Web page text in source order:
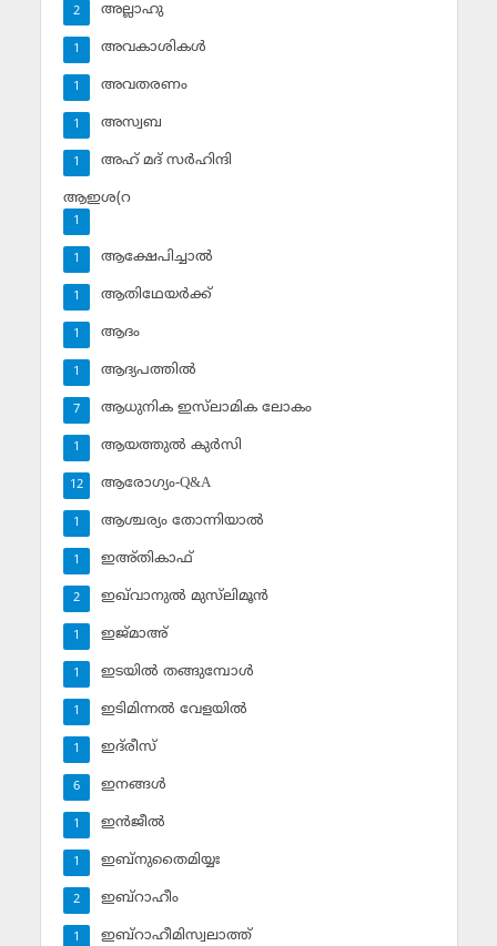
അല്ലാഹു
2
അവകാശികള്‍
1
അവതരണം
1
അസ്വബ
1
അഹ് മദ് സര്‍ഹിന്ദി
1
ആഇശ(റ
1
ആക്ഷേപിച്ചാല്‍
1
ആതിഥേയര്‍ക്ക്
1
ആദം
1
ആദ്യപത്തില്‍
1
ആധുനിക ഇസ്‌ലാമിക ലോകം
7
ആയത്തുല്‍ കുര്‍സി
1
ആരോഗ്യം-Q&A
12
ആശ്ചര്യം തോന്നിയാല്‍
1
ഇഅ്തികാഫ്‌
1
ഇഖ്‌വാനുല്‍ മുസ്‌ലിമൂന്‍
2
ഇജ്മാഅ്
1
ഇടയില്‍ തങ്ങുമ്പോള്‍
1
ഇടിമിന്നല്‍ വേളയില്‍
1
ഇദ്‌രീസ്‌
1
ഇനങ്ങള്‍
6
ഇന്‍ജീല്‍
1
ഇബ്‌നുതൈമിയ്യഃ
1
ഇബ്‌റാഹീം
2
ഇബ്‌റാഹീമിസ്വലാത്ത്
1